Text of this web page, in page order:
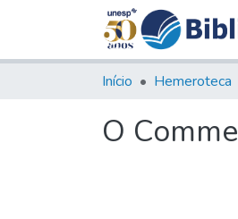
Início Hemeroteca
O